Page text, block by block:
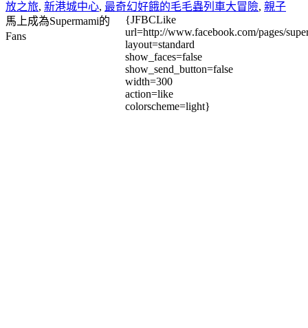
放之旅, 新港城中心, 最奇幻好餓的毛毛蟲列車大冒險, 親子
馬上成為Supermami的
Fans
{JFBCLike
url=http://www.facebook.com/pages/
layout=standard
show_faces=false
show_send_button=false
width=300
action=like
colorscheme=light}